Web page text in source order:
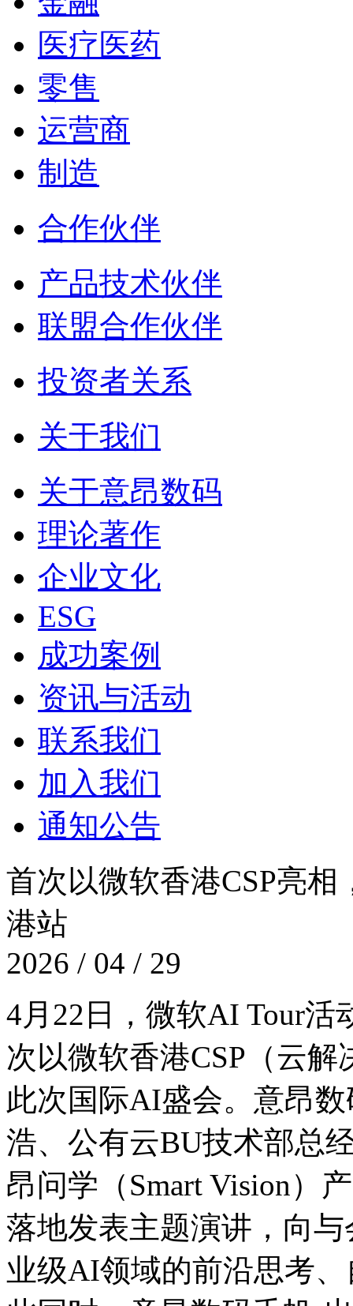
医疗医药
零售
运营商
制造
合作伙伴
产品技术伙伴
联盟合作伙伴
投资者关系
关于我们
关于意昂数码
理论著作
企业文化
ESG
成功案例
资讯与活动
联系我们
加入我们
通知公告
首次以微软香港CSP亮相
港站
2026 / 04 / 29
4月22日，微软AI Tour
次以微软香港CSP（云
此次国际AI盛会。意昂
浩、公有云BU技术部总
昂问学（Smart Vision）
落地发表主题演讲，
业级AI领域的前沿思考